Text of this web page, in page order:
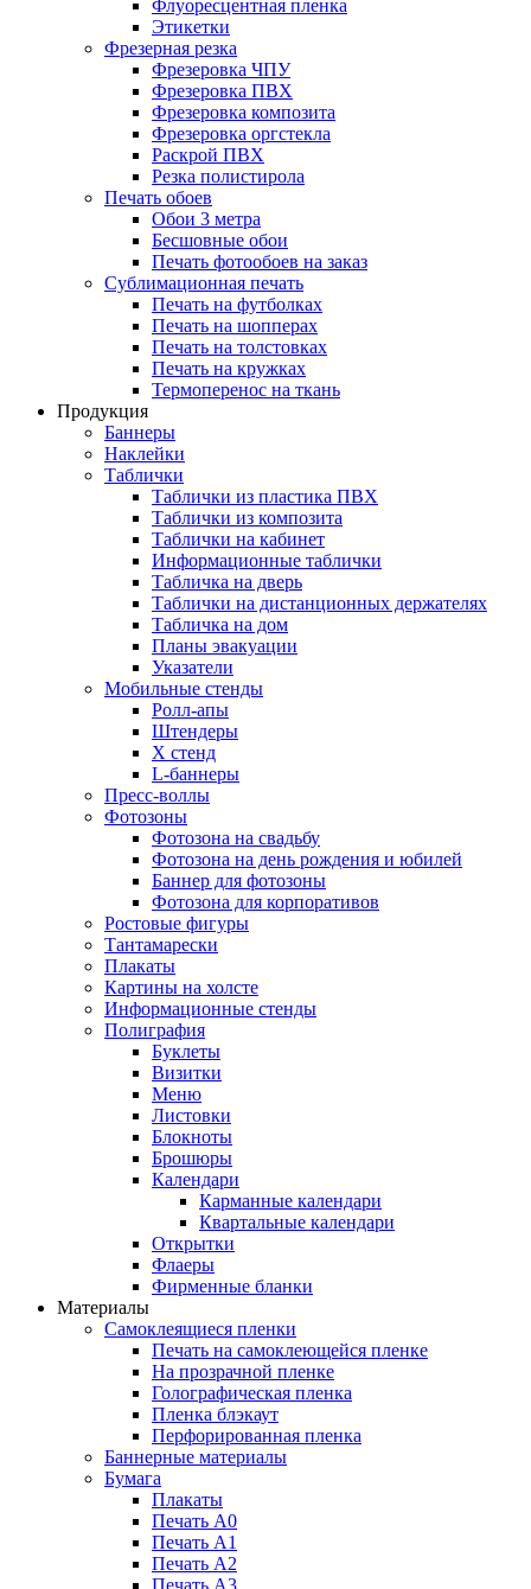
Флуоресцентная пленка
Этикетки
Фрезерная резка
Фрезеровка ЧПУ
Фрезеровка ПВХ
Фрезеровка композита
Фрезеровка оргстекла
Раскрой ПВХ
Резка полистирола
Печать обоев
Обои 3 метра
Бесшовные обои
Печать фотообоев на заказ
Сублимационная печать
Печать на футболках
Печать на шопперах
Печать на толстовках
Печать на кружках
Термоперенос на ткань
Продукция
Баннеры
Наклейки
Таблички
Таблички из пластика ПВХ
Таблички из композита
Таблички на кабинет
Информационные таблички
Табличка на дверь
Таблички на дистанционных держателях
Табличка на дом
Планы эвакуации
Указатели
Мобильные стенды
Ролл-апы
Штендеры
Х стенд
L-баннеры
Пресс-воллы
Фотозоны
Фотозона на свадьбу
Фотозона на день рождения и юбилей
Баннер для фотозоны
Фотозона для корпоративов
Ростовые фигуры
Тантамарески
Плакаты
Картины на холсте
Информационные стенды
Полиграфия
Буклеты
Визитки
Меню
Листовки
Блокноты
Брошюры
Календари
Карманные календари
Квартальные календари
Открытки
Флаеры
Фирменные бланки
Материалы
Самоклеящиеся пленки
Печать на самоклеющейся пленке
На прозрачной пленке
Голографическая пленка
Пленка блэкаут
Перфорированная пленка
Баннерные материалы
Бумага
Плакаты
Печать А0
Печать А1
Печать А2
Печать А3